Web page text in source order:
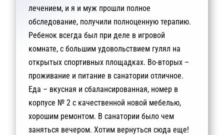
лечением, и я и муж прошли полное
обследование, получили полноценную терапию.
Ребенок всегда был при деле в игровой
комнате, с большим удовольствием гулял на
открытых спортивных площадках. Во-вторых –
проживание и питание в санатории отличное.
Еда – вкусная и сбалансированная, номер в
корпусе № 2 с качественной новой мебелью,
хорошим ремонтом. В санатории было чем
заняться вечером. Хотим вернуться сюда еще!